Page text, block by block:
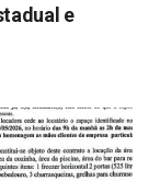
e